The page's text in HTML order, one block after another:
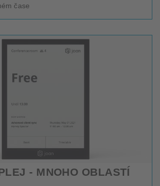
čase
- MNOHO OBLASTÍ